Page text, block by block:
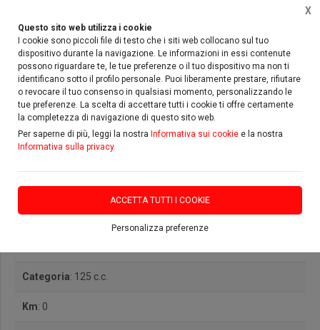
Questo sito web utilizza i cookie
I cookie sono piccoli file di testo che i siti web collocano sul tuo
dispositivo durante la navigazione. Le informazioni in essi contenute
possono riguardare te, le tue preferenze o il tuo dispositivo ma non ti
identificano sotto il profilo personale. Puoi liberamente prestare, rifiutare
o revocare il tuo consenso in qualsiasi momento, personalizzando le
tue preferenze. La scelta di accettare tutti i cookie ti offre certamente
la completezza di navigazione di questo sito web.
Per saperne di più, leggi la nostra Informativa sui cookie e la nostra
Informativa sulla privacy
ACCETTA TUTTI I COOKIE
Personalizza preferenze
X
Home Usato KSR Moto Epico
KSR Moto Epico
Marca: KSR Moto
Categoria: 125 c.c.
Km: 0